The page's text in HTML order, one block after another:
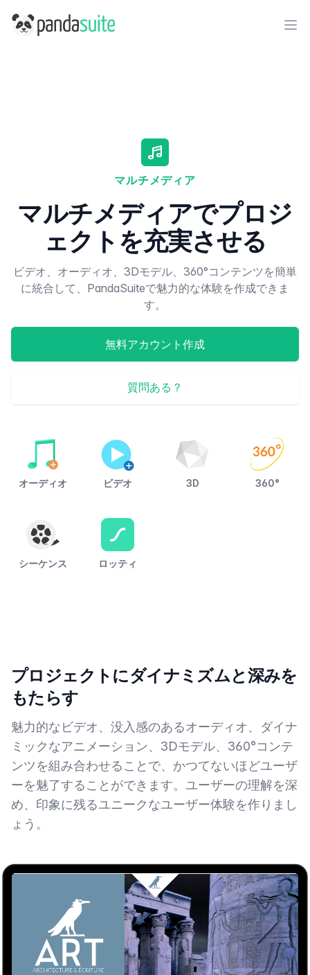
PandaSuite
マルチメディア
マルチメディアでプロジ
ェクトを充実させる
ビデオ、オーディオ、3Dモデル、360°コンテンツを簡単
に統合して、PandaSuiteで魅力的な体験を作成できま
す。
無料アカウント作成
質問ある？
オーディオ ビデオ 3D 360°
シーケンス ロッティ
プロジェクトにダイナミズムと深みを
もたらす
魅力的なビデオ、没入感のあるオーディオ、ダイナ
ミックなアニメーション、3Dモデル、360°コンテ
ンツを組み合わせることで、かつてないほどユーザ
ーを魅了することができます。ユーザーの理解を深
め、印象に残るユニークなユーザー体験を作りまし
ょう。